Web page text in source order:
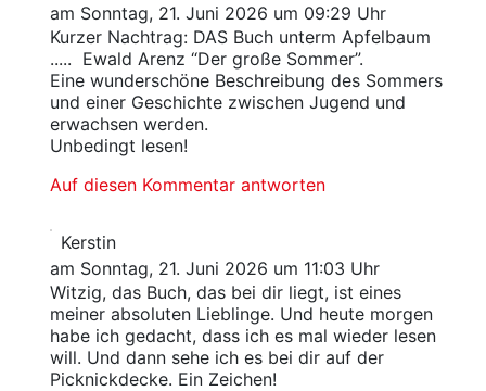
am Sonntag, 21. Juni 2026 um 09:29 Uhr
Kurzer Nachtrag: DAS Buch unterm Apfelbaum
..... Ewald Arenz “Der große Sommer”.
Eine wunderschöne Beschreibung des Sommers
und einer Geschichte zwischen Jugend und
erwachsen werden.
Unbedingt lesen!
Auf diesen Kommentar antworten
Kerstin
am Sonntag, 21. Juni 2026 um 11:03 Uhr
Witzig, das Buch, das bei dir liegt, ist eines
meiner absoluten Lieblinge. Und heute morgen
habe ich gedacht, dass ich es mal wieder lesen
will. Und dann sehe ich es bei dir auf der
Picknickdecke. Ein Zeichen!